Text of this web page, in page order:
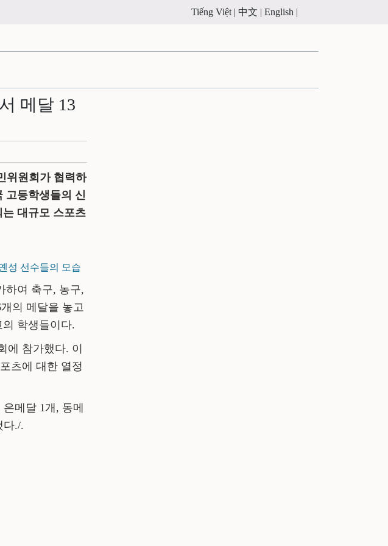
Tiếng Việt | 中文 | English |
메달 13
위원회가 협력하
고등학생들의 신
대규모 스포츠
성 선수들의 모습
하여 축구, 농구,
의 메달을 놓고
학생들이다.
에 참가했다. 이
츠에 대한 열정
메달 1개, 동메
다./.